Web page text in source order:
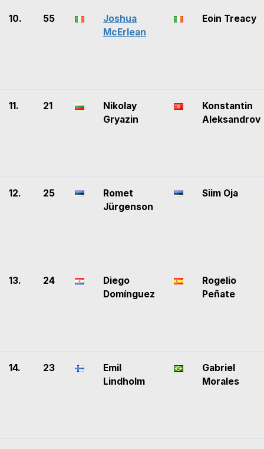
10. 55
Joshua
McErlean
Eoin Treacy
11. 21
Nikolay
Gryazin
Konstantin
Aleksandrov
12. 25
Romet
Jürgenson
Siim Oja
13. 24
Diego
Domínguez
Rogelio
Peñate
14. 23
Emil
Lindholm
Gabriel
Morales